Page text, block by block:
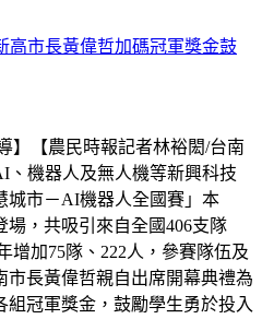
高市長黃偉哲加碼冠軍獎金鼓
】【農民時報記者林裕閎/台南
機器人及無人機等新興科技
城市－AI機器人全國賽」本
場，共吸引來自全國406支隊
增加75隊、222人，參賽隊伍及
市長黃偉哲親自出席開幕典禮為
冠軍獎金，鼓勵學生勇於投入